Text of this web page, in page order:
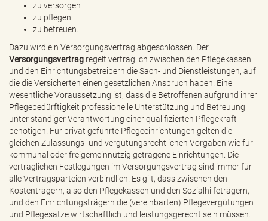
zu versorgen
zu pflegen
zu betreuen.
Dazu wird ein Versorgungsvertrag abgeschlossen. Der
Versorgungsvertrag regelt vertraglich zwischen den Pflegekassen
und den Einrichtungsbetreibern die Sach- und Dienstleistungen, auf
die die Versicherten einen gesetzlichen Anspruch haben. Eine
wesentliche Voraussetzung ist, dass die Betroffenen aufgrund ihrer
Pflegebedürftigkeit professionelle Unterstützung und Betreuung
unter ständiger Verantwortung einer qualifizierten Pflegekraft
benötigen. Für privat geführte Pflegeeinrichtungen gelten die
gleichen Zulassungs- und vergütungsrechtlichen Vorgaben wie für
kommunal oder freigemeinnützig getragene Einrichtungen. Die
vertraglichen Festlegungen im Versorgungsvertrag sind immer für
alle Vertragsparteien verbindlich. Es gilt, dass zwischen den
Kostenträgern, also den Pflegekassen und den Sozialhilfeträgern,
und den Einrichtungsträgern die (vereinbarten) Pflegevergütungen
und Pflegesätze wirtschaftlich und leistungsgerecht sein müssen.